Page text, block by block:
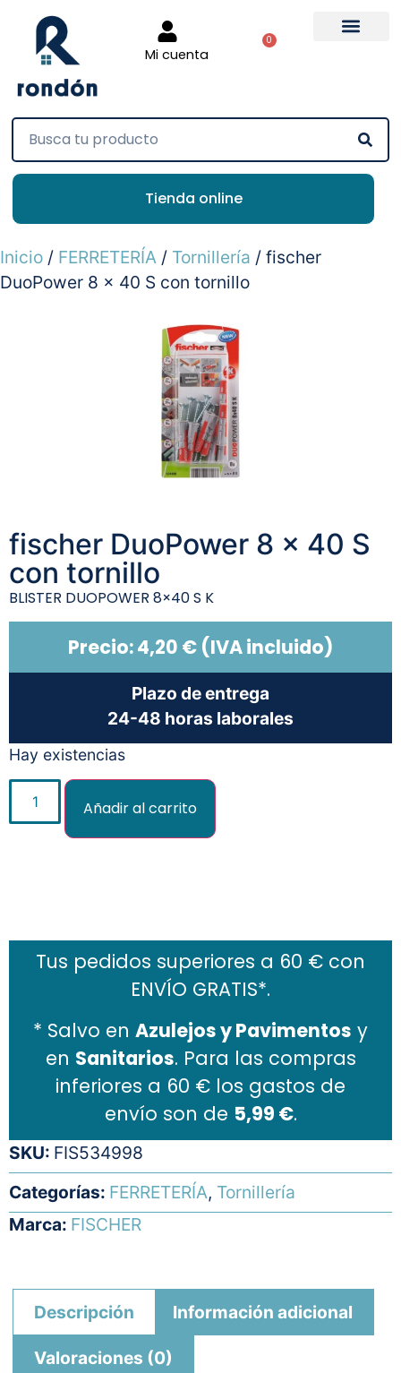
Mi cuenta
0
Tienda online
Inicio / FERRETERÍA / Tornillería / fischer
DuoPower 8 x 40 S con tornillo
fischer DuoPower 8 x 40 S
con tornillo
BLISTER DUOPOWER 8×40 S K
Precio:4,20 € (IVA incluido)
Plazo de entrega
24-48 horas laborales
Hay existencias
Añadir al carrito
Tus pedidos superiores a 60 € con
ENVÍO GRATIS*.
* Salvo en Azulejos y Pavimentos y
en Sanitarios. Para las compras
inferiores a 60 € los gastos de
envío son de 5,99 €.
SKU: FIS534998
Categorías: FERRETERÍA, Tornillería
Marca: FISCHER
Descripción Información adicional
Valoraciones (0)